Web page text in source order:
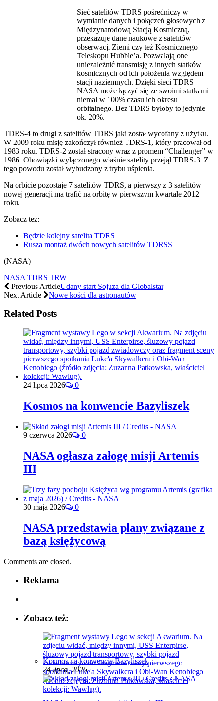
Sieć satelitów TDRS pośredniczy w
wymianie danych i połączeń głosowych z
Międzynarodową Stacją Kosmiczną,
przekazuje dane naukowe z satelitów
obserwacji Ziemi czy też Kosmicznego
Teleskopu Hubble’a. Pozwalają one
uniezależnić transmisję z innych statków
kosmicznych od ich położenia względem
stacji naziemnych. Dzięki sieci TDRS
NASA może łączyć się ze swoimi statkami
niemal w 100% czasu ich okresu
orbitalnego. Bez TDRS byłoby to jedynie
ok. 20%.
TDRS-4 to drugi z satelitów TDRS jaki został wycofany z użytku.
W 2009 roku misję zakończył również TDRS-1, który pracował od
1983 roku. TDRS-2 został stracony wraz z promem “Challenger” w
1986. Obowiązki wyłączonego właśnie satelity przejął TDRS-3. Z
tego powodu został wybudzony z trybu uśpienia.
Na orbicie pozostaje 7 satelitów TDRS, a pierwszy z 3 satelitów
nowej generacji ma trafić na orbitę w pierwszym kwartale 2012
roku.
Zobacz też:
Będzie kolejny satelita TDRS
Rusza montaż dwóch nowych satelitów TDRSS
(NASA)
NASA TDRS TRW
Previous ArticleUdany start Sojuza dla Globalstar
Next Article
Nowe kości dla astronautów
Related Posts
24 lipca 2026 0
Kosmos na konwencie Bazyliszek
9 czerwca 2026 0
NASA ogłasza załogę misji Artemis
III
30 maja 2026 0
NASA przedstawia plany związane z
bazą księżycową
Comments are closed.
Reklama
Zobacz też:
Kosmos na konwencie Bazyliszek
24 lipca, 2026